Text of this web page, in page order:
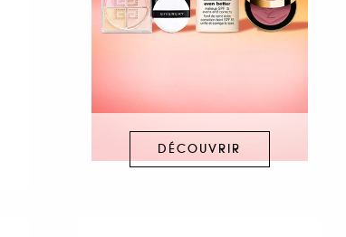
DÉCOUVRIR